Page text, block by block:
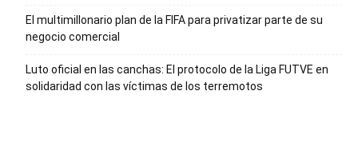
El multimillonario plan de la FIFA para privatizar parte de su
negocio comercial
Luto oficial en las canchas: El protocolo de la Liga FUTVE en
solidaridad con las víctimas de los terremotos